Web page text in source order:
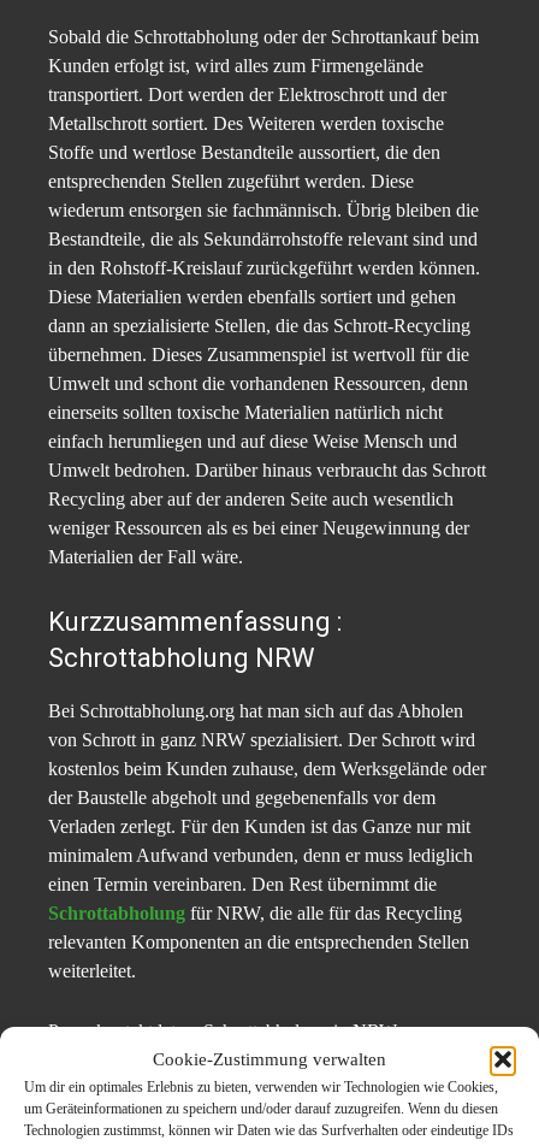
Cookie-Zustimmung verwalten
Um dir ein optimales Erlebnis zu bieten, verwenden wir Technologien wie Cookies,
um Geräteinformationen zu speichern und/oder darauf zuzugreifen. Wenn du diesen
Technologien zustimmst, können wir Daten wie das Surfverhalten oder eindeutige IDs
Sobald die Schrottabholung oder der Schrottankauf beim
Kunden erfolgt ist, wird alles zum Firmengelände
transportiert. Dort werden der Elektroschrott und der
Metallschrott sortiert. Des Weiteren werden toxische
Stoffe und wertlose Bestandteile aussortiert, die den
entsprechenden Stellen zugeführt werden. Diese
wiederum entsorgen sie fachmännisch. Übrig bleiben die
Bestandteile, die als Sekundärrohstoffe relevant sind und
in den Rohstoff-Kreislauf zurückgeführt werden können.
Diese Materialien werden ebenfalls sortiert und gehen
dann an spezialisierte Stellen, die das Schrott-Recycling
übernehmen. Dieses Zusammenspiel ist wertvoll für die
Umwelt und schont die vorhandenen Ressourcen, denn
einerseits sollten toxische Materialien natürlich nicht
einfach herumliegen und auf diese Weise Mensch und
Umwelt bedrohen. Darüber hinaus verbraucht das Schrott
Recycling aber auf der anderen Seite auch wesentlich
weniger Ressourcen als es bei einer Neugewinnung der
Materialien der Fall wäre.
Kurzzusammenfassung :
Schrottabholung NRW
Bei Schrottabholung.org hat man sich auf das Abholen
von Schrott in ganz NRW spezialisiert. Der Schrott wird
kostenlos beim Kunden zuhause, dem Werksgelände oder
der Baustelle abgeholt und gegebenenfalls vor dem
Verladen zerlegt. Für den Kunden ist das Ganze nur mit
minimalem Aufwand verbunden, denn er muss lediglich
einen Termin vereinbaren. Den Rest übernimmt die
Schrottabholung für NRW, die alle für das Recycling
relevanten Komponenten an die entsprechenden Stellen
weiterleitet.
Pressekontaktdaten :Schrottabholung in NRW
Mahmoud El-Lahib
Bahnhofstraße 3